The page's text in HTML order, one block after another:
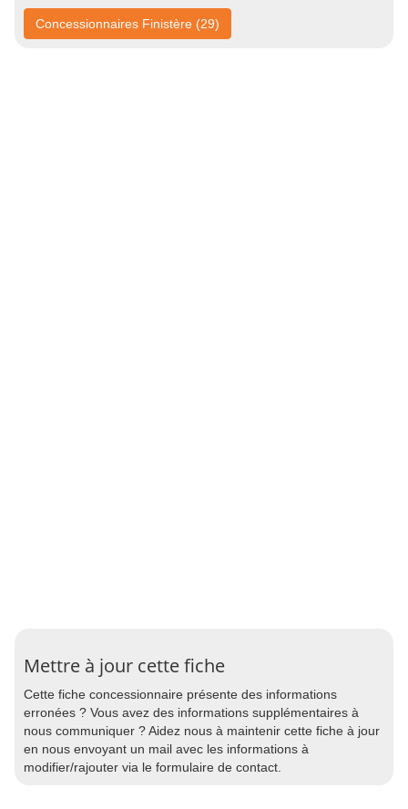
Concessionnaires Finistère (29)
Mettre à jour cette fiche
Cette fiche concessionnaire présente des informations
erronées ? Vous avez des informations supplémentaires à
nous communiquer ? Aidez nous à maintenir cette fiche à jour
en nous envoyant un mail avec les informations à
modifier/rajouter via le formulaire de contact.